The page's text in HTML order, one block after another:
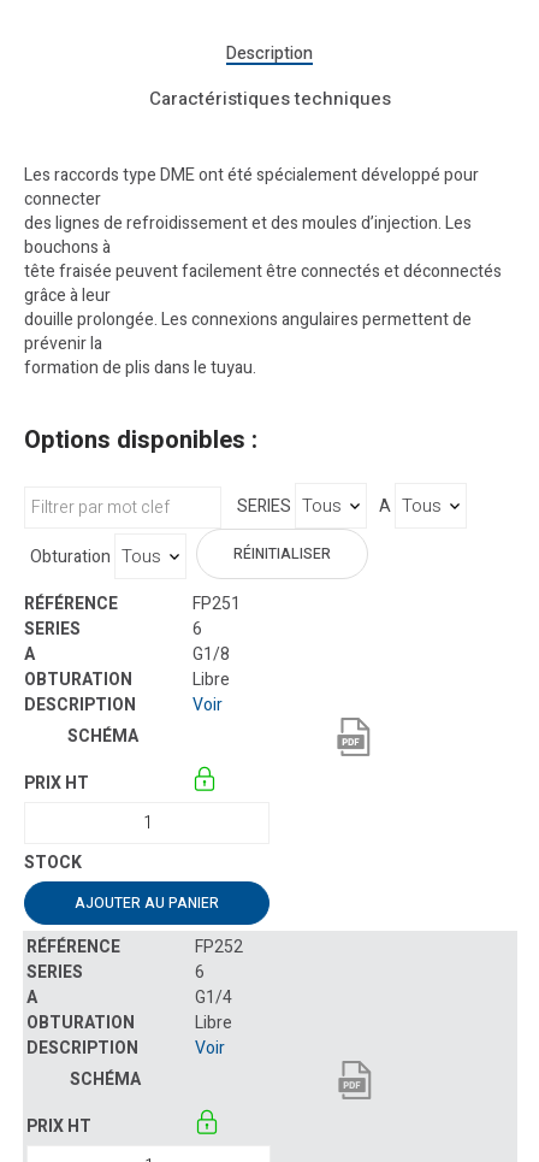
Description
Caractéristiques techniques
Les raccords type DME ont été spécialement développé pour
connecter
des lignes de refroidissement et des moules d’injection. Les
bouchons à
tête fraisée peuvent facilement être connectés et déconnectés
grâce à leur
douille prolongée. Les connexions angulaires permettent de
prévenir la
formation de plis dans le tuyau.
Options disponibles :
SERIES
A
Obturation
RÉINITIALISER
FP251
6
G1/8
Libre
Voir
AJOUTER AU PANIER
FP252
6
G1/4
Libre
Voir